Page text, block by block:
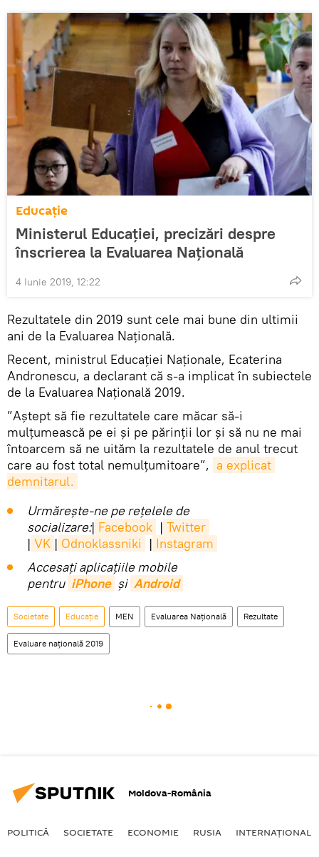
Educație
Ministerul Educației, precizări despre
înscrierea la Evaluarea Națională
4 Iunie 2019, 12:22
Rezultatele din 2019 sunt cele mai bune din ultimii
ani de la Evaluarea Națională.
Recent, ministrul Educației Naționale, Ecaterina
Andronescu, a declarant că s-a implicat în subiectele
de la Evaluarea Națională 2019.
”Aștept să fie rezultatele care măcar să-i
mulțumească pe ei și pe părinții lor și să nu ne mai
întoarcem să ne uităm la rezultatele de anul trecut
care au fost total nemulțumitoare”, a explicat
demnitarul.
Urmărește-ne pe rețelele de
socializare:| Facebook | Twitter
| VK | Odnoklassniki | Instagram
Accesaţi aplicaţiile mobile
pentru iPhone și Android
Societate Educație MEN Evaluarea Naţională Rezultate
Evaluare națională 2019
Moldova-România
POLITICĂ SOCIETATE ECONOMIE RUSIA INTERNAŢIONAL